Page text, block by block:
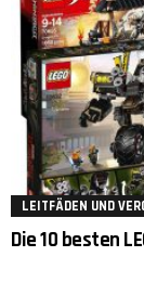
LEITFÄDEN UND
Die 10 besten